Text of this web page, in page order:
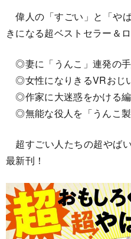
偉人の「すごい」と「や
きになる超ベストセラー＆
◎妻に「うんこ」連発の
◎女性になりきるVRおじ
◎作家に大迷惑をかける
◎無能な役人を「うんこ
超すごい人たちの超やば
最新刊！